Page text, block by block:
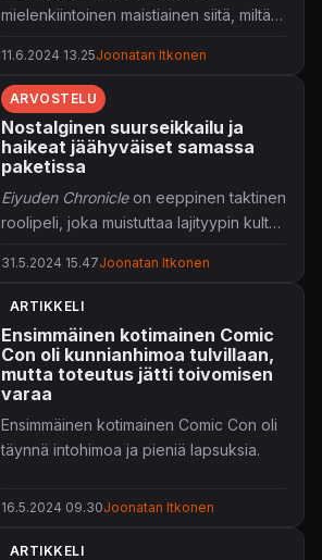
mielenkiintoinen maistiainen siitä, miltä
näyttää. Valmis se ei kuitenkaan ole
vielä pitkään aikaan.
11.6.2024 13.25Joonatan Itkonen
ARVOSTELU
Nostalginen suurseikkailu ja
haikeat jäähyväiset samassa
paketissa
Eiyuden Chronicle on eeppinen taktinen
roolipeli, joka muistuttaa lajityypin kulta-
31.5.2024 15.47Joonatan Itkonen
ARTIKKELI
Ensimmäinen kotimainen Comic
Con oli kunnianhimoa tulvillaan,
mutta toteutus jätti toivomisen
varaa
Ensimmäinen kotimainen Comic Con oli
täynnä intohimoa ja pieniä lapsuksia.
16.5.2024 09.30Joonatan Itkonen
ARTIKKELI